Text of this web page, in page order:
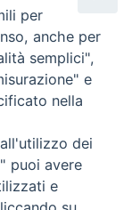
per
anche per
semplici",
e
nella
dei
puoi avere
e